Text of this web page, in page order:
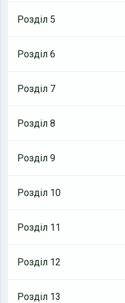
Розділ 5
Розділ 6
Розділ 7
Розділ 8
Розділ 9
Розділ 10
Розділ 11
Розділ 12
Розділ 13